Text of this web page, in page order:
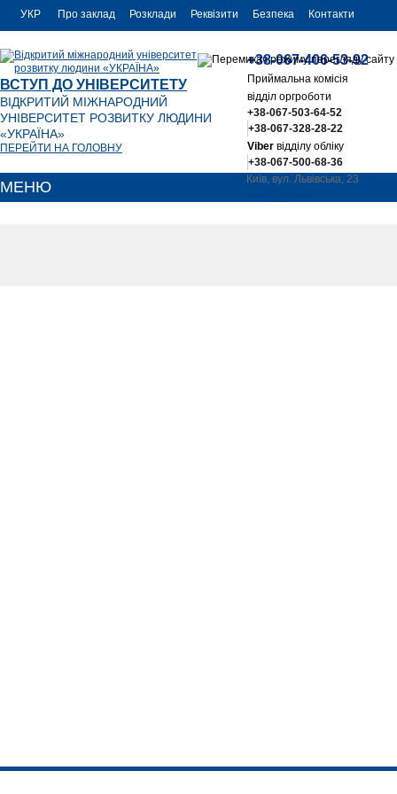
УКР
ENG
Про заклад Розклади Реквізити Безпека Контакти
ВСТУП ДО УНІВЕРСИТЕТУ
ВІДКРИТИЙ МІЖНАРОДНИЙ
УНІВЕРСИТЕТ РОЗВИТКУ ЛЮДИНИ
«УКРАЇНА»
ПЕРЕЙТИ НА ГОЛОВНУ
+38-067-406-53-92
Приймальна комісія
відділ оргроботи
+38-067-503-64-52
+38-067-328-28-22
Viberвідділу обліку
+38-067-500-68-36
Київ, вул. Львівська, 23
МЕНЮ